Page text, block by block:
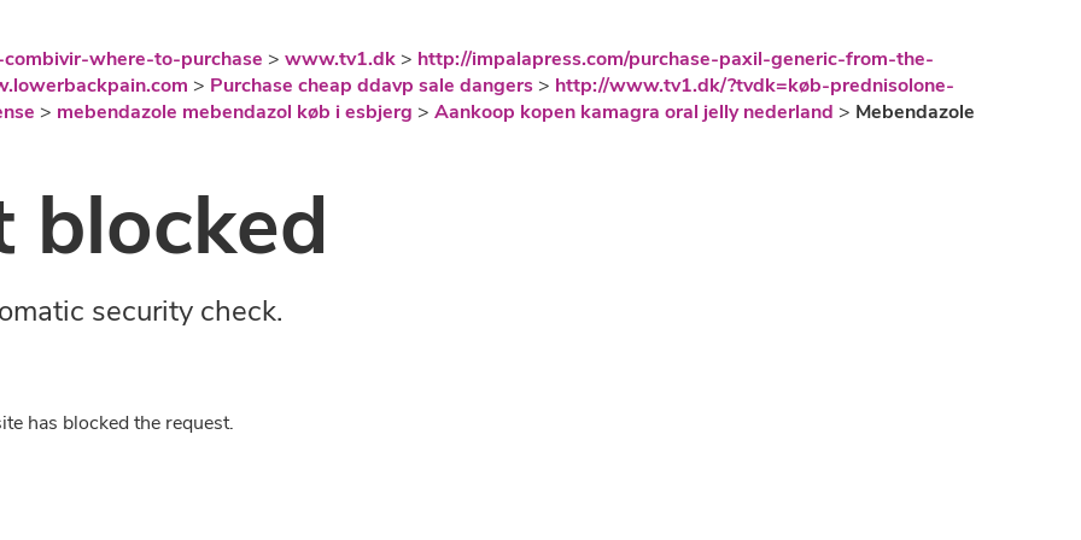
where-to-purchase >www.tv1.dk > http://impalapress.com/purchase-paxil-generic-from-the-
> Purchase cheap ddavp sale dangers > http://www.tv1.dk/?tvdk=køb-prednisolone-
> mebendazole mebendazol køb i esbjerg >Aankoop kopen kamagra oral jelly nederland > Mebendazole
blocked
security check.
has blocked the request.